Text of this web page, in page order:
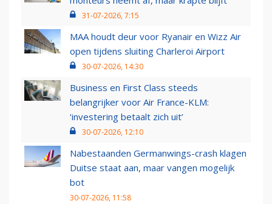
31-07-2026, 7:15
MAA houdt deur voor Ryanair en Wizz Air
open tijdens sluiting Charleroi Airport
30-07-2026, 14:30
Business en First Class steeds
belangrijker voor Air France-KLM:
‘investering betaalt zich uit’
30-07-2026, 12:10
Nabestaanden Germanwings-crash klagen
Duitse staat aan, maar vangen mogelijk
bot
30-07-2026, 11:58